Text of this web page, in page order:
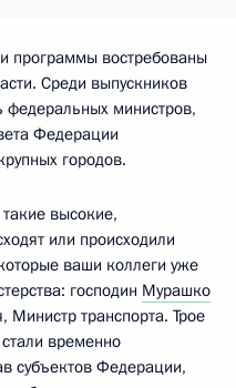
программы востребованы
Среди выпускников
федеральных министров,
Федерации
городов.
высокие,
или происходили
ваши коллеги уже
господин Мурашко
Министр транспорта. Трое
временно
субъектов Федерации,